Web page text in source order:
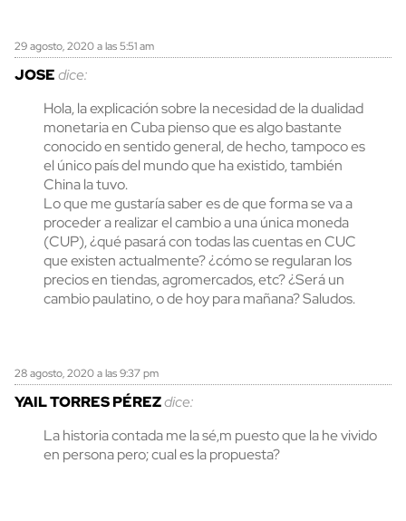
JOSEdice:
29 agosto, 2020 a las 5:51 am
Hola, la explicación sobre la necesidad de la dualidad
monetaria en Cuba pienso que es algo bastante
conocido en sentido general, de hecho, tampoco es
el único país del mundo que ha existido, también
China la tuvo.
Lo que me gustaría saber es de que forma se va a
proceder a realizar el cambio a una única moneda
(CUP), ¿qué pasará con todas las cuentas en CUC
que existen actualmente? ¿cómo se regularan los
precios en tiendas, agromercados, etc? ¿Será un
cambio paulatino, o de hoy para mañana? Saludos.
YAIL TORRES PÉREZdice:
28 agosto, 2020 a las 9:37 pm
La historia contada me la sé,m puesto que la he vivido
en persona pero; cual es la propuesta?